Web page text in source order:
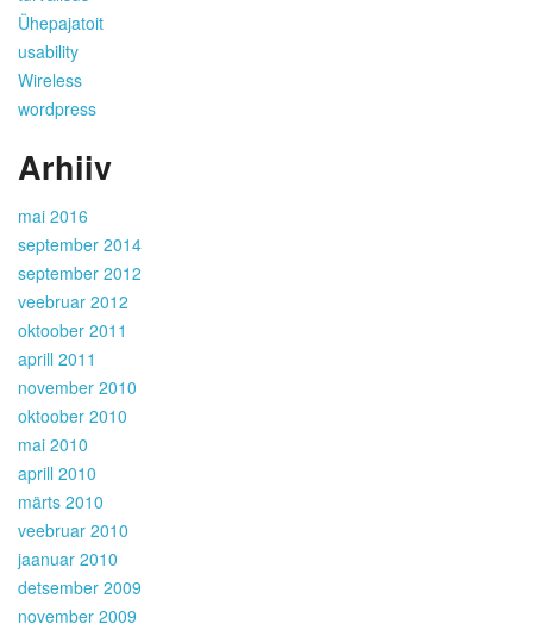
Ühepajatoit
usability
Wireless
wordpress
Arhiiv
mai 2016
september 2014
september 2012
veebruar 2012
oktoober 2011
aprill 2011
november 2010
oktoober 2010
mai 2010
aprill 2010
märts 2010
veebruar 2010
jaanuar 2010
detsember 2009
november 2009